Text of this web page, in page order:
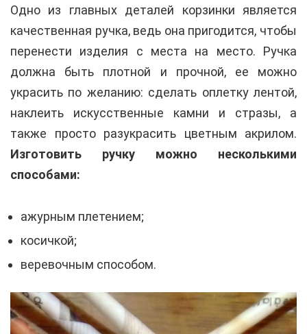
Одно из главных деталей корзинки является
качественная ручка, ведь она пригодится, чтобы
перенести изделия с места на место. Ручка
должна быть плотной и прочной, ее можно
украсить по желанию: сделать оплетку лентой,
наклеить искусственные камни и стразы, а
также просто разукрасить цветным акрилом.
Изготовить ручку можно несколькими
способами:
ажурным плетением;
косичкой;
веревочным способом.